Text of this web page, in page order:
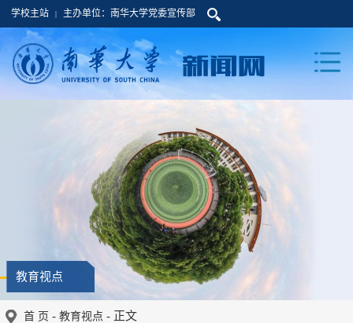
学校主站 | 主办单位：南华大学党委宣传部
教育视点
首 页 - 教育视点 - 正文